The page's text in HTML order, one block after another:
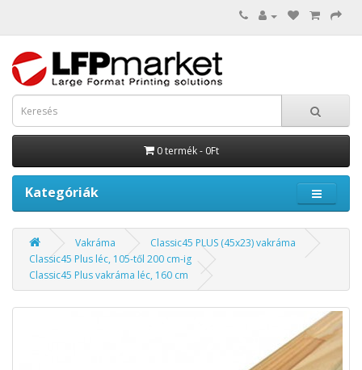
0 termék - 0Ft
Kategóriák
Vakráma
Classic45 PLUS (45x23) vakráma
Classic45 Plus léc, 105-től 200 cm-ig
Classic45 Plus vakráma léc, 160 cm